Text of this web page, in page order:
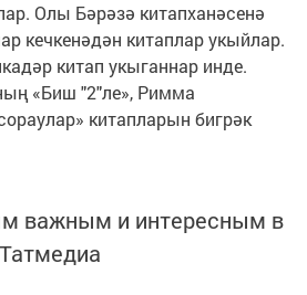
Олы Бәрәзә китапханәсенә
кечкенәдән китаплар укыйлар.
китап укыганнар инде.
«Биш "2"ле», Римма
китапларын бигрәк
важным и интересным в
Татмедиа